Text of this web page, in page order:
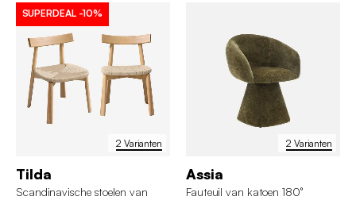
2 Varianten
SUPERDEAL -10%
Tilda
Scandinavische stoelen van
2 Varianten
Assia
Fauteuil van katoen 180°